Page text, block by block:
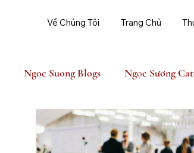
Về Chúng Tôi Trang Chủ
Ngoc Suong Blogs Ngọc Sương
Ngoc Suong Event